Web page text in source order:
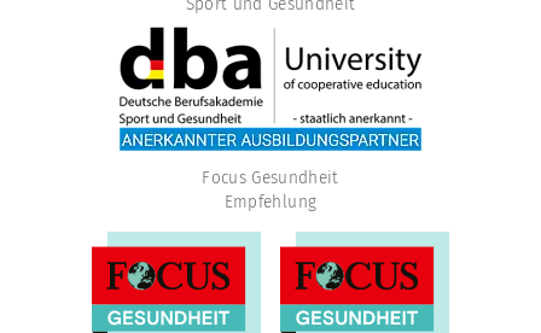
Sport und Gesundheit
Focus Gesundheit
Empfehlung